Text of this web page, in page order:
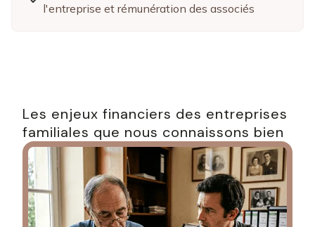
l'entreprise et rémunération des associés
Les enjeux financiers des entreprises
familiales que nous connaissons bien